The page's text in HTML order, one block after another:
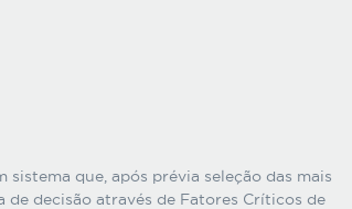
que, após prévia seleção das mais
decisão através de Fatores Críticos de